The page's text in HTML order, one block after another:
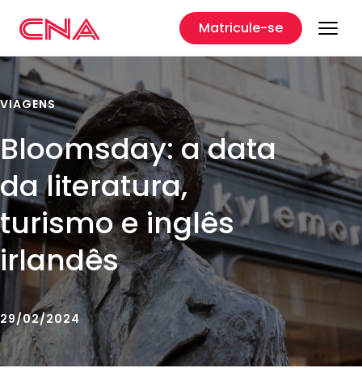
Matricule-se
VIAGENS
Bloomsday: a data
da literatura,
turismo e inglês
irlandês
29/02/2024